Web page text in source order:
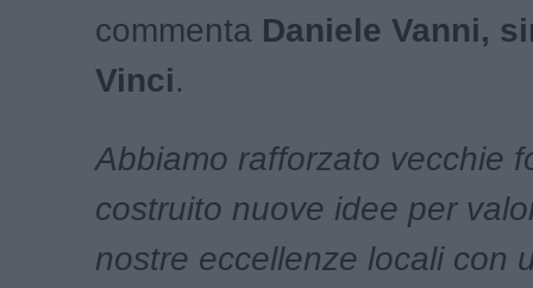
commenta Daniele Vanni,
Vinci.
Abbiamo rafforzato vecchie
costruito nuove idee per
nostre eccellenze locali con